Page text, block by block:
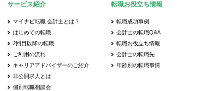
サービス紹介
マイナビ転職 会計士とは？
はじめての転職
2回目以降の転職
ご利用の流れ
キャリアアドバイザーのご紹介
非公開求人とは
個別転職相談会
転職お役立ち情報
転職成功事例
会計士の転職Q&A
転職お役立ち情報
会計士の転職先
年齢別の転職事情